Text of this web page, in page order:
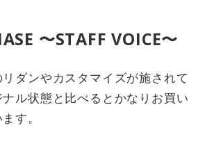
〜STAFF VOICE〜
ダンやカスタマイズが施されて
ル状態と比べるとかなりお買い
す。